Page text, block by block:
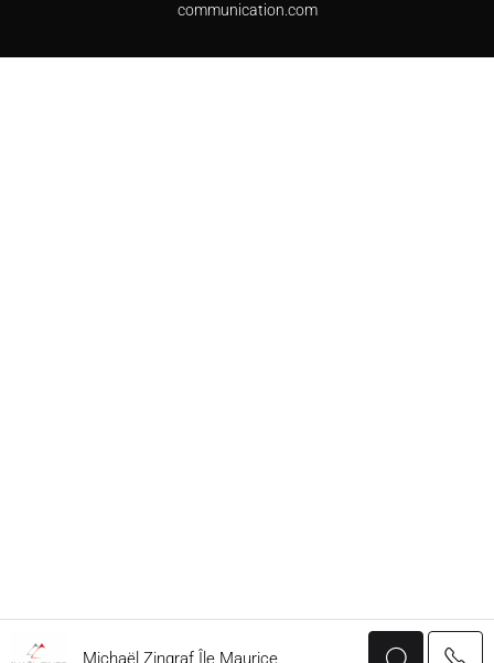
communication.com
Michaël Zingraf Île Maurice